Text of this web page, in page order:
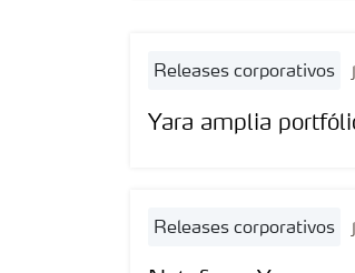
releases corporativos
Yara amplia
releases corporativos